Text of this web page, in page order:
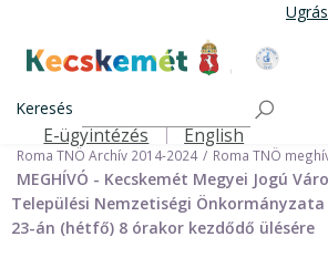
tartalomra
Kecskemét Város Honlapja
Keresés
Felső navigáció
E-ügyintézés English
Önkormányzat
Nemzetiségi Önkormányzatok
Roma Települési Nemzetiségi Önkormányzat
Roma TNÖ Archív 2014-2024
Roma TNÖ
MEGHÍVÓ - Kecskemét Megyei Jogú
Települési Nemzetiségi Önkormányzata
23-án (hétfő) 8 órakor kezdődő ülésére